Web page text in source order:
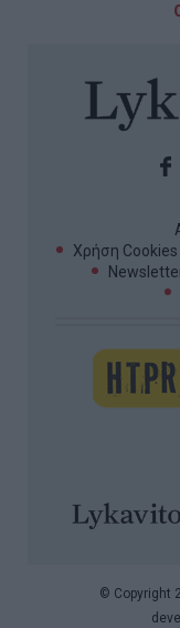
Χρήση Cookies
© Copyright